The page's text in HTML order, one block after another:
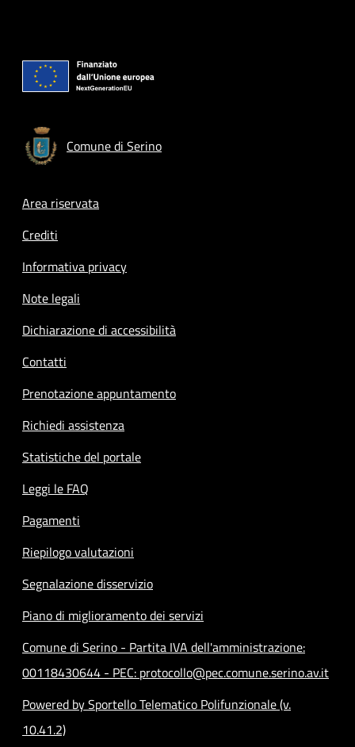
Comune di Serino
Footer menu
Area riservata
Crediti
Informativa privacy
Note legali
Dichiarazione di accessibilità
Contatti
Prenotazione appuntamento
Richiedi assistenza
Statistiche del portale
Leggi le FAQ
Pagamenti
Riepilogo valutazioni
Segnalazione disservizio
Piano di miglioramento dei servizi
Comune di Serino - Partita IVA dell'amministrazione:
00118430644 - PEC: protocollo@pec.comune.serino.av.it
Powered by Sportello Telematico Polifunzionale (v.
10.41.2)